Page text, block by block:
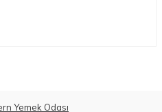
Yemek Odası